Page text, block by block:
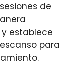
de
establece
para